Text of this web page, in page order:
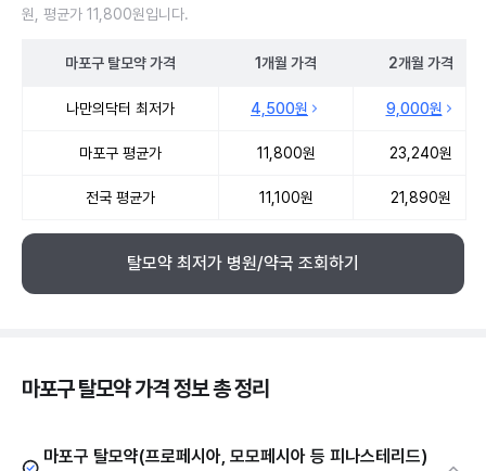
원, 평균가 11,800원입니다.
마포구 탈모약가격 1개월 가격 2개월 가격
나만의닥터 최저가 4,500원 9,000원
마포구 평균가 11,800원 23,240원
전국 평균가 11,100원 21,890원
탈모약 최저가 병원/약국 조회하기
마포구 탈모약 가격 정보 총 정리
마포구 탈모약(프로페시아, 모모페시아 등 피나스테리드)